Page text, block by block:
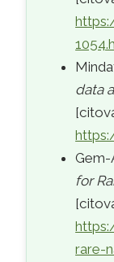
data
Gem-
for
rare-